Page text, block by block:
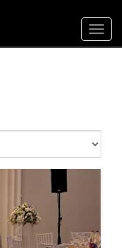
Toggle